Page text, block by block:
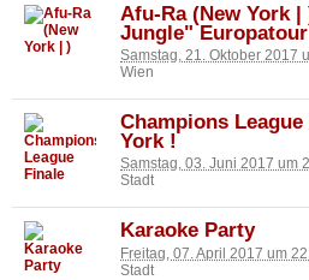
Afu-Ra (New York
Jungle" Europatour
Samstag, 21. Oktober 2017
Wien
Champions
York !
Samstag, 03. Juni 2017 um
Stadt
Karaoke Party
Freitag, 07. April 2017 um
Stadt